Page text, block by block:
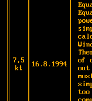
7,5
kt
16.8.1994
of
too